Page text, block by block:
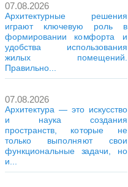
07.08.2026
Архитектурные решения
играют ключевую роль в
формировании комфорта и
удобства использования
жилых помещений.
Правильно...
07.08.2026
Архитектура — это искусство
и наука создания
пространств, которые не
только выполняют свои
функциональные задачи, но
и...